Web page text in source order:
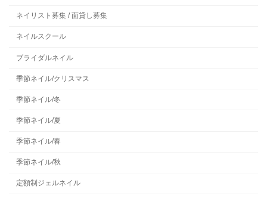
ネイリスト募集 / 面貸し募集
ネイルスクール
ブライダルネイル
季節ネイル/クリスマス
季節ネイル/冬
季節ネイル/夏
季節ネイル/春
季節ネイル/秋
定額制ジェルネイル